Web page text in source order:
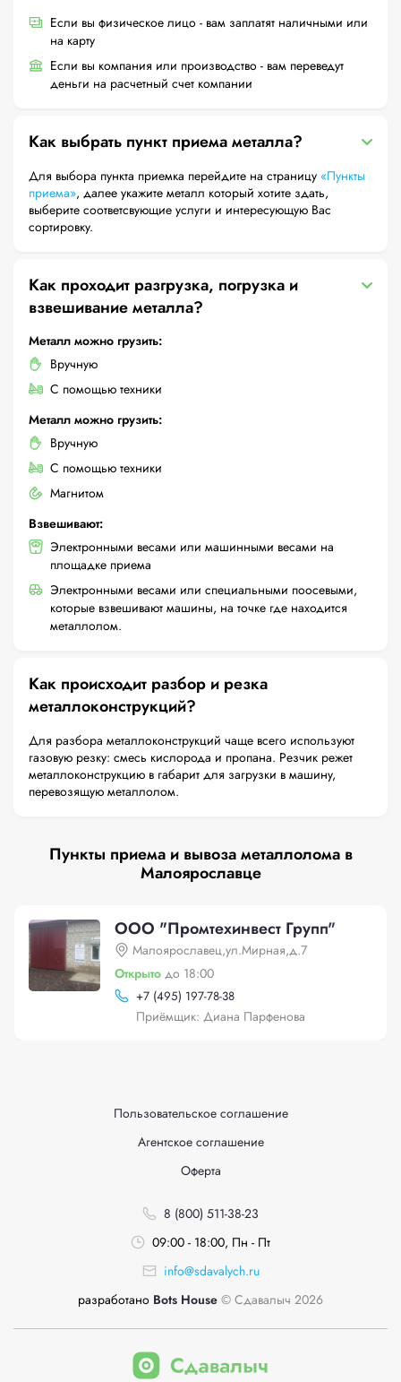
Если вы физическое лицо - вам заплатят наличными или
на карту
Если вы компания или производство - вам переведут
деньги на расчетный счет компании
Как выбрать пункт приема металла?
Для выбора пункта приемка перейдите на страницу «Пункты
приема», далее укажите металл который хотите здать,
выберите соответсвующие услуги и интересующую Вас
сортировку.
Как проходит разгрузка, погрузка и
взвешивание металла?
Металл можно грузить:
Вручную
С помощью техники
Металл можно грузить:
Вручную
С помощью техники
Магнитом
Взвешивают:
Электронными весами или машинными весами на
площадке приема
Электронными весами или специальными поосевыми,
которые взвешивают машины, на точке где находится
металлолом.
Как происходит разбор и резка
металлоконструкций?
Для разбора металлоконструкций чаще всего используют
газовую резку: смесь кислорода и пропана. Резчик режет
металлоконструкцию в габарит для загрузки в машину,
перевозящую металлолом.
Пункты приема и вывоза металлолома в
Малоярославце
ООО "Промтехинвест Групп"
Малоярославец,ул.Мирная,д.7
Открыто до 18:00
+7 (495) 197-78-38
Приёмщик: Диана Парфенова
Пользовательское соглашение
Агентское соглашение
Оферта
8 (800) 511-38-23
09:00 - 18:00, Пн - Пт
info@sdavalych.ru
разработано Bots House © Сдавалыч 2026